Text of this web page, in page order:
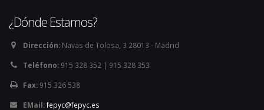
¿Dónde Estamos?
Dirección: Navas de Tolosa, 3 28013 - Madrid
Teléfono: 915 328 352 | 915 328 353
Fax: 915 326 538
EMail:fepyc@fepyc.es